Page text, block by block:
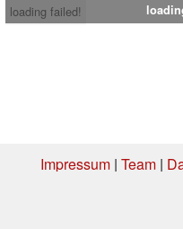
loading failed!
Impressum| Team|